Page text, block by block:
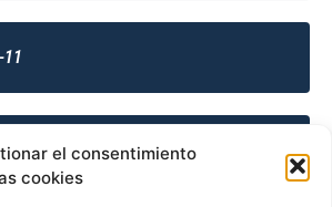
el consentimiento
cookies
11
12